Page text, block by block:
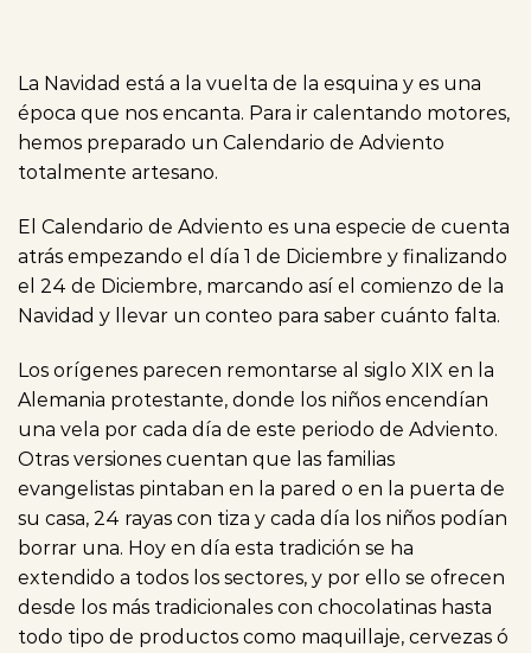
La Navidad está a la vuelta de la esquina y es una
época que nos encanta. Para ir calentando motores,
hemos preparado un Calendario de Adviento
totalmente artesano.
El Calendario de Adviento es una especie de cuenta
atrás empezando el día 1 de Diciembre y finalizando
el 24 de Diciembre, marcando así el comienzo de la
Navidad y llevar un conteo para saber cuánto falta.
Los orígenes parecen remontarse al siglo XIX en la
Alemania protestante, donde los niños encendían
una vela por cada día de este periodo de Adviento.
Otras versiones cuentan que las familias
evangelistas pintaban en la pared o en la puerta de
su casa, 24 rayas con tiza y cada día los niños podían
borrar una. Hoy en día esta tradición se ha
extendido a todos los sectores, y por ello se ofrecen
desde los más tradicionales con chocolatinas hasta
todo tipo de productos como maquillaje, cervezas ó